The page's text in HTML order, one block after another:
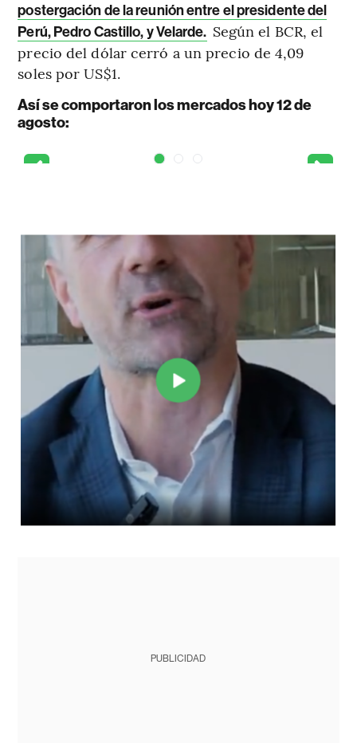
postergación de la reunión entre el presidente del
Perú, Pedro Castillo, y Velarde. Según el BCR, el
precio del dólar cerró a un precio de 4,09
soles por US$1.
Así se comportaron los mercados hoy 12 de
agosto:
PUBLICIDAD